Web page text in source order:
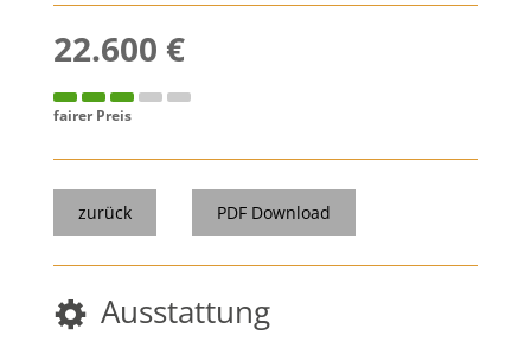
22.600 €
fairer Preis
zurück PDF Download
Ausstattung